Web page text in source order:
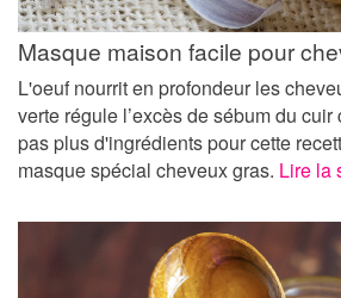
Masque maison facile pour
L'oeuf nourrit en profondeur les
verte régule l’excès de sébum du
pas plus d'ingrédients pour cette
masque spécial cheveux gras. Lire la